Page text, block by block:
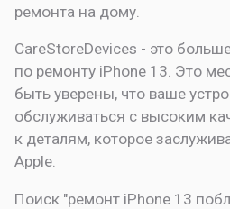
ремонта на дому.
CareStoreDevices - это
по ремонту iPhone 13. Это
быть уверены, что ваше
обслуживаться с высоким
к деталям, которое
Apple.
Поиск "ремонт iPhone 13